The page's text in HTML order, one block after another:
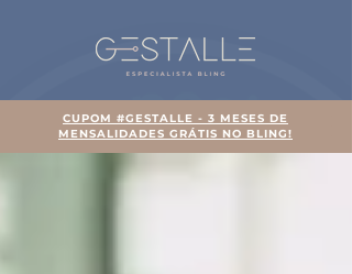
CUPOM #GESTALLE - 3 MESES DE
MENSALIDADES GRÁTIS NO BLING!